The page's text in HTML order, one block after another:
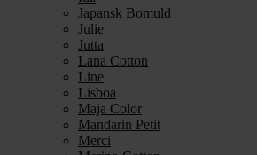
Japansk Bomuld
Julie
Jutta
Lana Cotton
Line
Lisboa
Maja Color
Mandarin Petit
Merci